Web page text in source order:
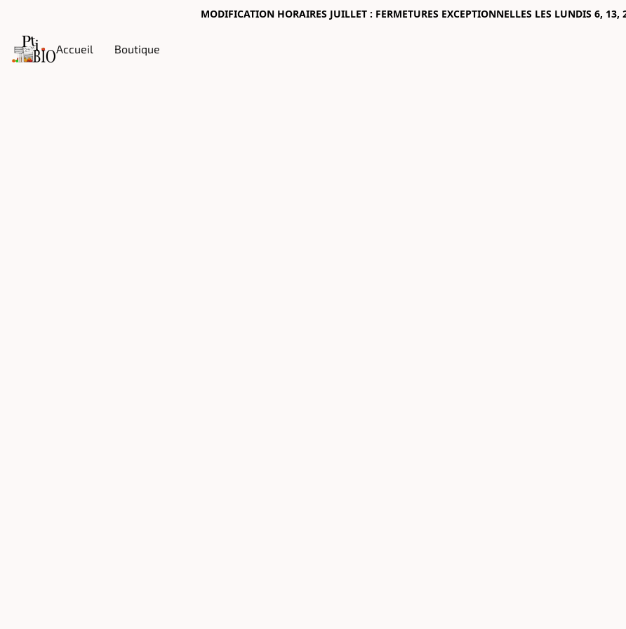
MODIFICATION HORAIRES JUILLET : FERMETURES EXCEPTIONNELLES LES LUNDIS 6,
Accueil Boutique